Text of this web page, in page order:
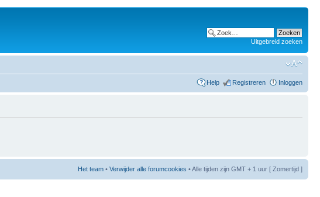
Uitgebreid zoeken
Help Registreren Inloggen
Het team • Verwijder alle forumcookies • Alle tijden zijn GMT + 1 uur [ Zomertijd ]